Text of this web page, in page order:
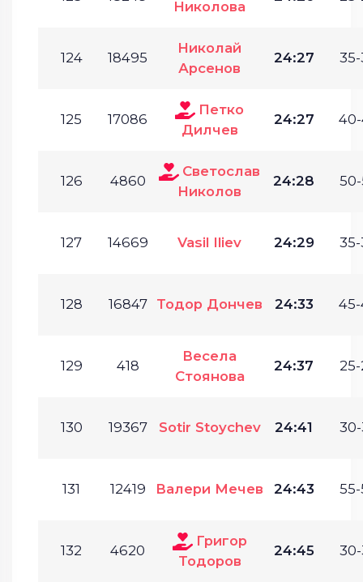
Николова
124 18495
Николай
Арсенов
24:27 35-
125 17086
Петко
Дилчев
24:27 40-
126 4860
Светослав
Николов
24:28 50-
127 14669 Vasil Iliev 24:29 35-
128 16847 Тодор Дончев 24:33 45-
129 418
Весела
Стоянова
24:37 25-
130 19367 Sotir Stoychev 24:41 30-
131 12419 Валери Мечев 24:43 55-
132 4620
Григор
Тодоров
24:45 30-